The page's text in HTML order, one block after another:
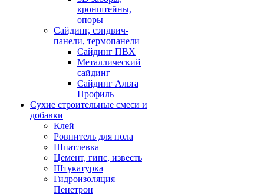
кронштейны,
опоры
Cайдинг, сэндвич-
панели, термопанели
Сайдинг ПВХ
Металлический
сайдинг
Сайдинг Альта
Профиль
Сухие строительные смеси и
добавки
Клей
Ровнитель для пола
Шпатлевка
Цемент, гипс, известь
Штукатурка
Гидроизоляция
Пенетрон